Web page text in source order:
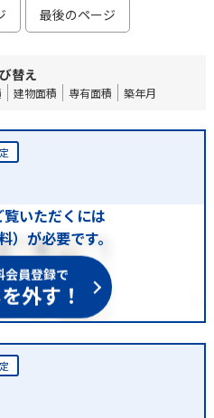
最後のページ
替え
建物面積 専有面積 築年月
いただくには
）が必要です。
会員登録で
外す！